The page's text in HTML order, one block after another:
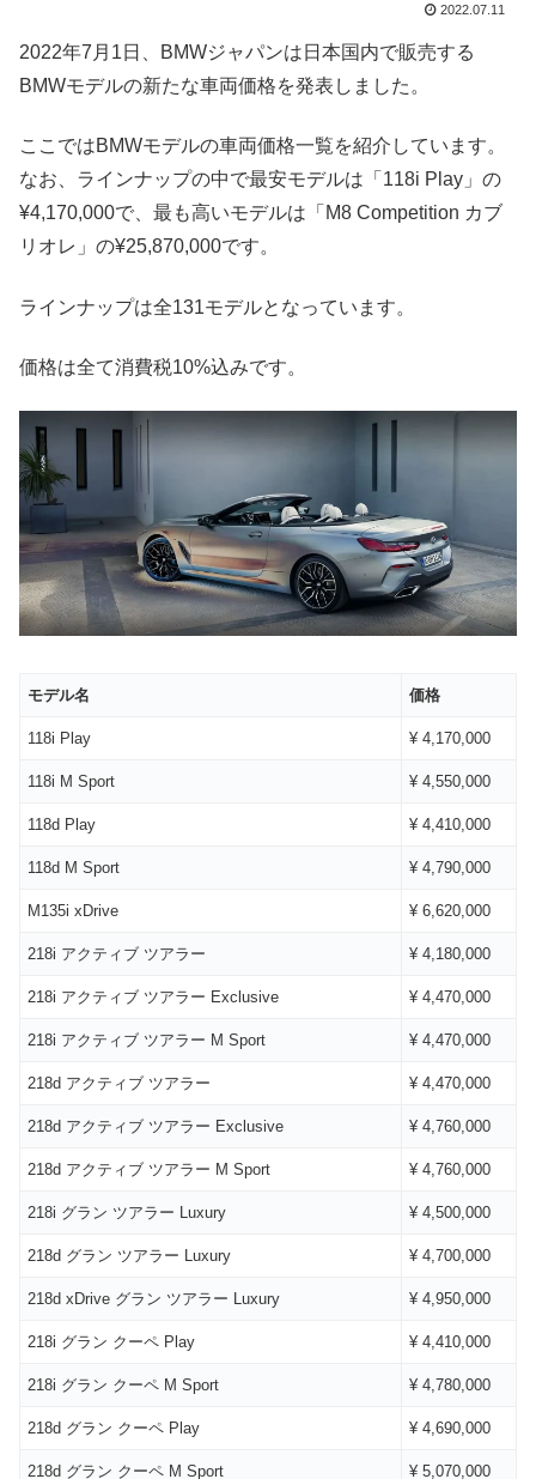
2022.07.11
2022年7月1日、BMWジャパンは日本国内で販売する
BMWモデルの新たな車両価格を発表しました。
ここではBMWモデルの車両価格一覧を紹介しています。
なお、ラインナップの中で最安モデルは「118i Play」の
¥4,170,000で、最も高いモデルは「M8 Competition カブ
リオレ」の¥25,870,000です。
ラインナップは全131モデルとなっています。
価格は全て消費税10%込みです。
モデル名 価格
118i Play ¥ 4,170,000
118i M Sport ¥ 4,550,000
118d Play ¥ 4,410,000
118d M Sport ¥ 4,790,000
M135i xDrive ¥ 6,620,000
218i アクティブ ツアラー ¥ 4,180,000
218i アクティブ ツアラー Exclusive ¥ 4,470,000
218i アクティブ ツアラー M Sport ¥ 4,470,000
218d アクティブ ツアラー ¥ 4,470,000
218d アクティブ ツアラー Exclusive ¥ 4,760,000
218d アクティブ ツアラー M Sport ¥ 4,760,000
218i グラン ツアラー Luxury ¥ 4,500,000
218d グラン ツアラー Luxury ¥ 4,700,000
218d xDrive グラン ツアラー Luxury ¥ 4,950,000
218i グラン クーペ Play ¥ 4,410,000
218i グラン クーペ M Sport ¥ 4,780,000
218d グラン クーペ Play ¥ 4,690,000
218d グラン クーペ M Sport ¥ 5,070,000